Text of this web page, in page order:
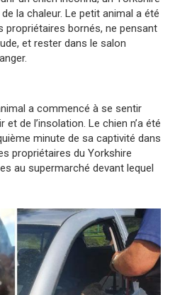
la chaleur. Le petit animal a été
propriétaires bornés, ne pensant
et rester dans le salon
a commencé à se sentir
et de l’insolation. Le chien n’a été
minute de sa captivité dans
propriétaires du Yorkshire
au supermarché devant lequel